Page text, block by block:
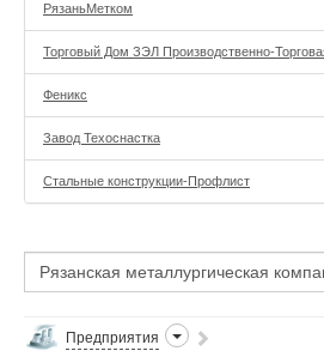
РязаньМетком
Торговый Дом ЗЭЛ Производственно-
Феникс
Завод Техоснастка
Стальные конструкции-Профлист
Предприятия